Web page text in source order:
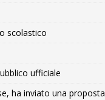
scolastico
ufficiale
ha inviato una proposta